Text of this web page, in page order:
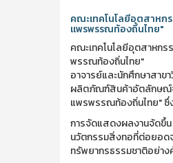
คณะเทคโนโลยีอุตสาห
แพรพรรณท้องถิ่นไทย"
คณะเทคโนโลยีอุตสาหก
พรรณท้องถิ่นไทย"
อาจารย์และนักศึกษาสา
ผลิตภัณฑ์สินค้าอัตลักษณ์จั
แพรพรรณท้องถิ่นไทย" ซึ่
การจัดแสดงผลงานจัดขึ้น
นวัตกรรมสิ่งทอที่ต่อยอด
ทรัพยากรธรรมชาติอย่า